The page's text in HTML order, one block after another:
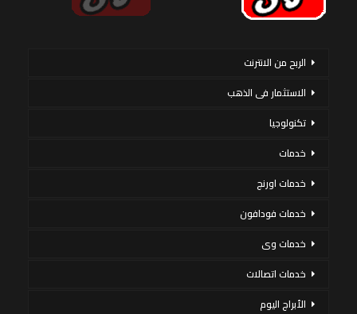
الربح من الانترنت
الاستثمار فى الذهب
تكنولوجيا
خدمات
خدمات اورنج
خدمات فودافون
خدمات وى
خدمات اتصالات
الأبراج اليوم